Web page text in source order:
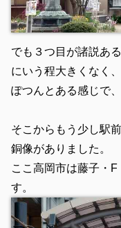
でも３つ目が諸説あ
にいう程大きくなく、
ぽつんとある感じで
そこからもう少し駅
銅像がありました。
ここ高岡市は藤子・
す。